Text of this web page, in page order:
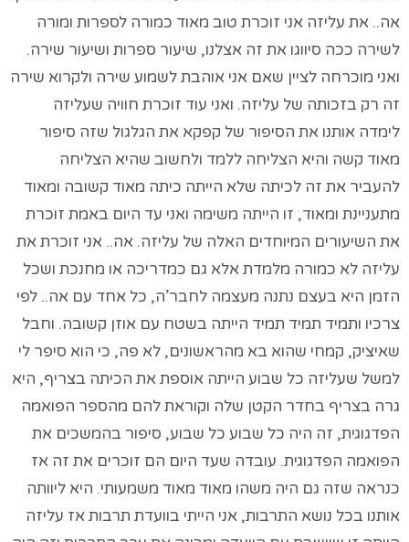
אה.. את עליזה אני זוכרת טוב מאוד כמורה לספרות ומורה
לשירה ככה סיווגו את זה אצלנו, שיעור ספרות ושיעור שירה.
ואני מוכרחה לציין שאם אני אוהבת לשמוע שירה ולקרוא שירה
זה רק בזכותה של עליזה. ואני עוד זוכרת חוויה שעליזה
לימדה אותנו את הסיפור של קפקא את הגלגול שזה סיפור
מאוד קשה והיא הצליחה ללמד ולחשוב שהיא הצליחה
להעביר את זה לכיתה שלא הייתה כיתה מאוד קשובה ומאוד
מתעניינת ומאוד, זו הייתה משימה ואני עד היום באמת זוכרת
את השיעורים המיוחדים האלה של עליזה. אה.. אני זוכרת את
עליזה לא כמורה מלמדת אלא גם כמדריכה או מחנכת ושכל
הזמן היא בעצם נתנה מעצמה לחבר’ה, כל אחד עם אה.. לפי
צרכיו ותמיד תמיד תמיד הייתה בשטח עם אוזן קשובה. וחבל
שאיציק, קמחי שהוא בא מהראשונים, לא פה, כי הוא סיפר לי
למשל שעליזה כל שבוע הייתה אוספת את הכיתה בצריף, היא
גרה בצריף בחדר הקטן שלה וקוראת להם מהספר הפואמה
הפדגוגית, זה היה כל שבוע כל שבוע, סיפור בהמשכים את
הפואמה הפדגוגית. עובדה שעד היום הם זוכרים את זה אז
כנראה שזה גם היה משהו מאוד מאוד משמעותי. היא ליוותה
אותנו בכל נושא התרבות, אני הייתי בוועדת תרבות אז עליזה